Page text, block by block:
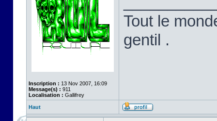
Inscription : 13 Nov 2007, 16:09
Message(s) : 911
Localisation : Gallifrey
Tout le
gentil .
Haut